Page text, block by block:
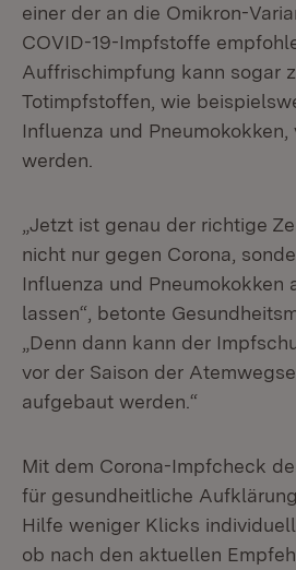
einer der an die Omikron-
COVID-19-Impfstoffe
Auffrischimpfung kann sogar
Totimpfstoffen, wie
Influenza und
werden.
„Jetzt ist genau der richtige
nicht nur gegen Corona,
Influenza und Pneumokokken
lassen“, betonte
„Denn dann kann der
vor der Saison der
aufgebaut werden.“
Mit dem Corona-Impfcheck
für gesundheitliche
Hilfe weniger Klicks
ob nach den aktuellen